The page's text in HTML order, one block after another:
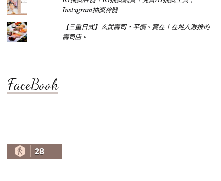
Instagram抽獎神器
【三重日式】玄武壽司‧平價、實在！在地人激推的
壽司店。
FaceBook
28